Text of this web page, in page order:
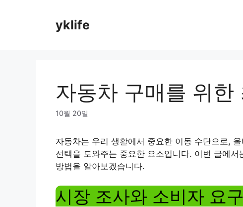
yklife
자동차 구매를 위한
10월 20일
자동차는 우리 생활에서 중요한 이동 수단으로,
선택을 도와주는 중요한 요소입니다. 이번 글에
방법을 알아보겠습니다.
시장 조사와 소비자 요